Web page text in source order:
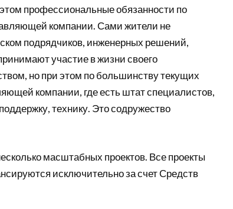
профессиональные обязанности по
компании. Сами жители не
подрядчиков, инженерных решений,
участие в жизни своего
но при этом по большинству текущих
компании, где есть штат специалистов,
технику. Это содружество
масштабных проектов. Все проекты
исключительно за счет Средств